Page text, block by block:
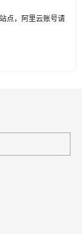
点，阿里云账号请